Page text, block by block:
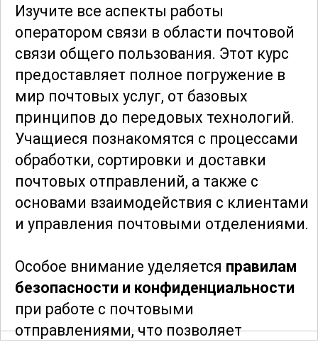
Изучите все аспекты работы
оператором связи в области почтовой
связи общего пользования. Этот курс
предоставляет полное погружение в
мир почтовых услуг, от базовых
принципов до передовых технологий.
Учащиеся познакомятся с процессами
обработки, сортировки и доставки
почтовых отправлений, а также с
основами взаимодействия с клиентами
и управления почтовыми отделениями.
Особое внимание уделяется правилам
безопасности и конфиденциальности
при работе с почтовыми
отправлениями, что позволяет